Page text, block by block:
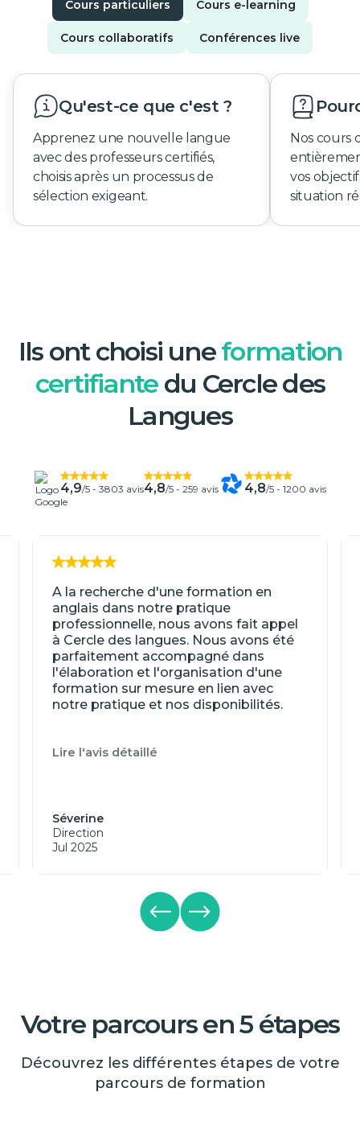
Cours particuliers Cours e-learning
Cours collaboratifs Conférences live
Qu'est-ce que c'est ?
Apprenez une nouvelle langue
avec des professeurs certifiés,
choisis après un processus de
sélection exigeant.
Nos cours
vos
situation
Ils ont choisi uneformation
certifiantedu Cercle des
Langues
4,9/5 - 3803 avis4,8/5 - 259 avis 4,8/5 - 1200 avis
A la recherche d'une formation en
anglais dans notre pratique
professionnelle, nous avons fait appel
à Cercle des langues. Nous avons été
parfaitement accompagné dans
l'élaboration et l'organisation d'une
formation sur mesure en lien avec
notre pratique et nos disponibilités.
Lire l'avis détaillé
Séverine
Direction
Jul 2025
Votre parcours en 5 étapes
Découvrez les différentes étapes de votre
parcours de formation